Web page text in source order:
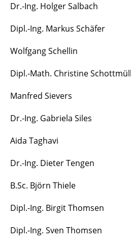
Dr.-Ing. Holger Salbach
Dipl.-Ing. Markus Schäfer
Wolfgang Schellin
Dipl.-Math. Christine
Manfred Sievers
Dr.-Ing. Gabriela Siles
Aida Taghavi
Dr.-Ing. Dieter Tengen
B.Sc. Björn Thiele
Dipl.-Ing. Birgit Thomsen
Dipl.-Ing. Sven Thomsen